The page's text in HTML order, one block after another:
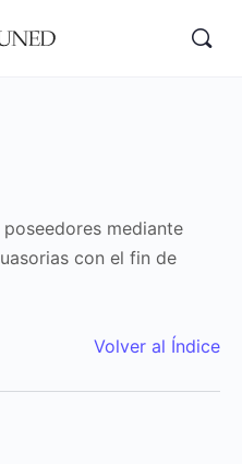
mediante
con el fin de
Volver al Índice